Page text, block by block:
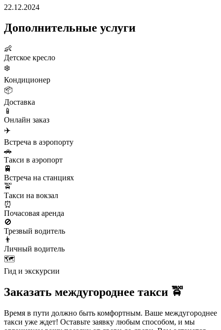
22.12.2024
Дополнительные услуги
👶
Детское кресло
❄️
Кондиционер
📦
Доставка
📱
Онлайн заказ
✈️
Встреча в аэропорту
🚗
Такси в аэропорт
🚆
Встреча на станциях
🚖
Такси на вокзал
⏰
Почасовая аренда
🚫
Трезвый водитель
👨
Личный водитель
🗺️
Гид и экскурсии
Заказать междугороднее такси 🚖
Время в пути должно быть комфортным. Ваше междугороднее
такси уже ждет! Оставьте заявку любым способом, и мы